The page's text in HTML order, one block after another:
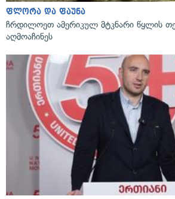
ფლორა და ფაუნა
ჩრდილოეთ ამერიკულ მტკნარი წყლის
აღმოაჩინეს